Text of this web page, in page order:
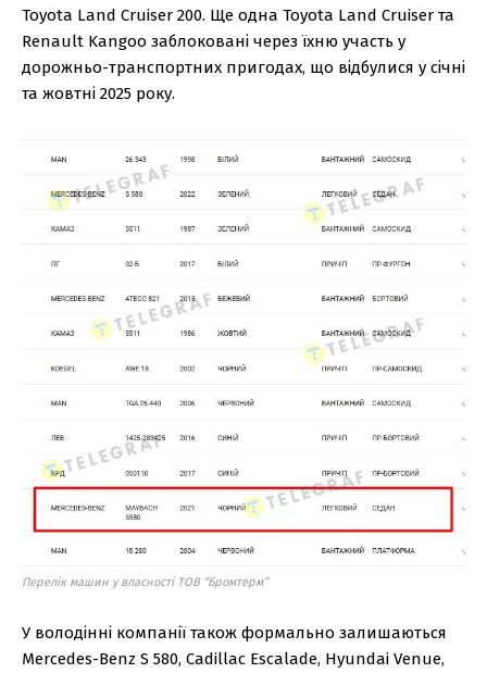
Toyota Land Cruiser 200. Ще одна Toyota Land Cruiser та
Renault Kangoo заблоковані через їхню участь у
дорожньо-транспортних пригодах, що відбулися у січні
та жовтні 2025 року.
Перелік машин у власності ТОВ “Бромтерм”
У володінні компанії також формально залишаються
Mercedes-Benz S 580, Cadillac Escalade, Hyundai Venue,